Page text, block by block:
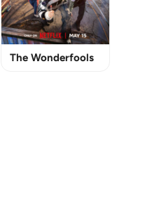
The Wonderfools